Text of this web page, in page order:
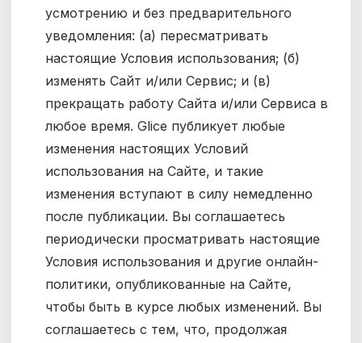
усмотрению и без предварительного
уведомления: (а) пересматривать
настоящие Условия использования; (б)
изменять Сайт и/или Сервис; и (в)
прекращать работу Сайта и/или Сервиса в
любое время. Glice публикует любые
изменения настоящих Условий
использования на Сайте, и такие
изменения вступают в силу немедленно
после публикации. Вы соглашаетесь
периодически просматривать настоящие
Условия использования и другие онлайн-
политики, опубликованные на Сайте,
чтобы быть в курсе любых изменений. Вы
соглашаетесь с тем, что, продолжая